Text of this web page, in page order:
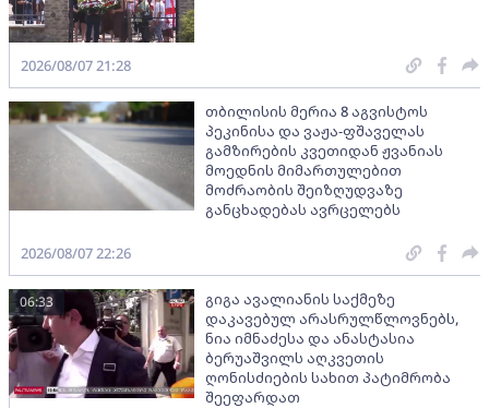
2026/08/07 21:28
თბილისის მერია 8 აგვისტოს
პეკინისა და ვაჟა-ფშაველას
გამზირების კვეთიდან ჟვანიას
მოედნის მიმართულებით
მოძრაობის შეიზღუდვაზე
განცხადებას ავრცელებს
2026/08/07 22:26
გიგა ავალიანის საქმეზე
დაკავებულ არასრულწლოვნებს,
ნია იმნაძესა და ანასტასია
ბერუაშვილს აღკვეთის
ღონისძიების სახით პატიმრობა
შეეფარდათ
06:33